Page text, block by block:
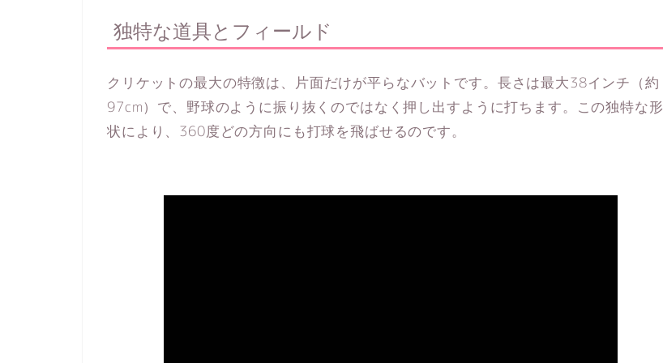
独特な道具とフィールド
クリケットの最大の特徴は、片面だけが平らなバットです。長さは最大38インチ（約
97cm）で、野球のように振り抜くのではなく押し出すように打ちます。この独特な形
状により、360度どの方向にも打球を飛ばせるのです。